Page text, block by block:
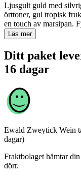
Ljusgult guld med
örttoner, gul tropisk
en touch av marsipan.
Läs mer
Ditt paket
16 dagar
Ewald Zweytick Wein
dagar)
Fraktbolaget hämtar
dörr.